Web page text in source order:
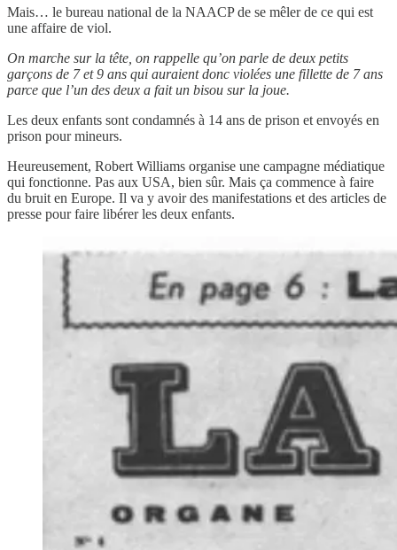
Mais… le bureau national de la NAACP de se mêler de ce qui est
une affaire de viol.
On marche sur la tête, on rappelle qu’on parle de deux petits
garçons de 7 et 9 ans qui auraient donc violées une fillette de 7 ans
parce que l’un des deux a fait un bisou sur la joue.
Les deux enfants sont condamnés à 14 ans de prison et envoyés en
prison pour mineurs.
Heureusement, Robert Williams organise une campagne médiatique
qui fonctionne. Pas aux USA, bien sûr. Mais ça commence à faire
du bruit en Europe. Il va y avoir des manifestations et des articles de
presse pour faire libérer les deux enfants.